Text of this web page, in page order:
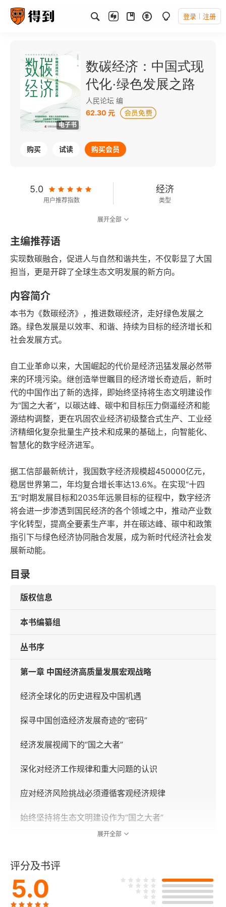
登录 注册
电子书
数碳经济：中国式现
代化·绿色发展之路
人民论坛 编
62.30 元
购买 试读 购买会员
5.0
用户推荐指数
经济
类型
248千字
字数
2023-01-01
发行日期
展开全部
主编推荐语
实现数碳融合，促进人与自然和谐共生，不仅彰显了大国
担当，更是开辟了全球生态文明发展的新方向。
内容简介
本书为《数碳经济》，推进数碳经济，走好绿色发展之
路。绿色发展是以效率、和谐、持续为目标的经济增长和
社会发展方式。
自工业革命以来，大国崛起的代价是经济迅猛发展必然带
来的环境污染。继创造举世瞩目的经济增长奇迹后，新时
代的中国作出了新的选择，即始终坚持将生态文明建设作
为“国之大者”，以碳达峰、碳中和目标压力倒逼经济和能
源结构调整，更在巩固农业经济初级整合式生产、工业经
济精细化复杂批量生产技术和成果的基础上，向智能化、
智慧化的数字经济进军。
据工信部最新统计，我国数字经济规模超450000亿元，
稳居世界第二，年均复合增长率达13.6%。在实现“十四
五”时期发展目标和2035年远景目标的征程中，数字经济
将会进一步渗透到国民经济的各个领域之中，推动产业数
字化转型，提高全要素生产率，并在碳达峰、碳中和政策
指引下与绿色经济协同融合发展，成为新时代经济社会发
展新动能。
目录
版权信息
本书编纂组
丛书序
第一章 中国经济高质量发展宏观战略
经济全球化的历史进程及中国机遇
探寻中国创造经济发展奇迹的“密码”
经济发展视阈下的“国之大者”
深化对经济工作规律和重大问题的认识
应对经济风险挑战必须遵循客观经济规律
始终坚持将生态文明建设作为“国之大者”
关于中国经济社会新发展格局的思考
新形势下如何更好处理实体经济与虚拟经济关系
展开全部
评分及书评
5.0